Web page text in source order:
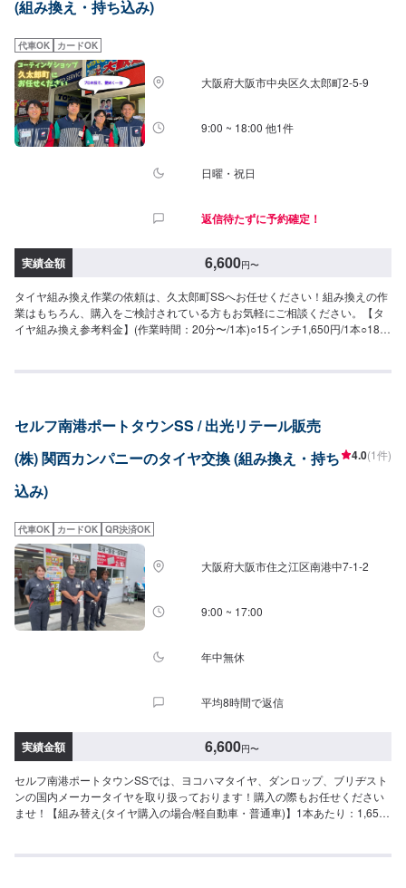
(組み換え・持ち込み)
代車OK カードOK
大阪府大阪市中央区久太郎町2-5-9
9:00 ~ 18:00 他1件
日曜・祝日
返信待たずに予約確定！
実績金額 6,600円〜
タイヤ組み換え作業の依頼は、久太郎町SSへお任せください！組み換えの作
業はもちろん、購入をご検討されている方もお気軽にご相談ください。【タ
イヤ組み換え参考料金】(作業時間：20分〜/1本)○15インチ1,650円/1本○18イ
セルフ南港ポートタウンSS / 出光リテール販売
(株) 関西カンパニーのタイヤ交換 (組み換え・持ち
込み)
4.0(1件)
代車OK カードOK QR決済OK
大阪府大阪市住之江区南港中7-1-2
9:00 ~ 17:00
年中無休
平均8時間で返信
実績金額 6,600円〜
セルフ南港ポートタウンSSでは、ヨコハマタイヤ、ダンロップ、ブリヂスト
ンの国内メーカータイヤを取り扱っております！購入の際もお任せください
ませ！【組み替え(タイヤ購入の場合/軽自動車・普通車)】1本あたり：1,650
ヤ購入の場合/輸入車・ダブルタイヤ・トラック)】1本あたり：2,700円~4本